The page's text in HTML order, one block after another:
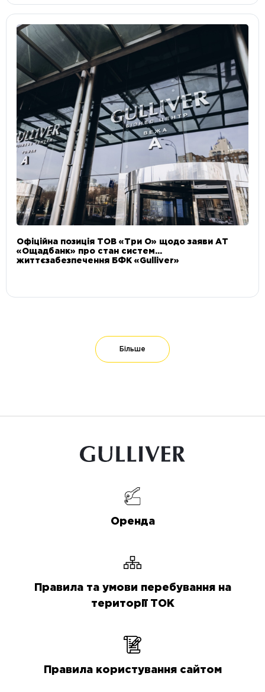
Офіційна позиція ТОВ «Три О» щодо заяви АТ
«Ощадбанк» про стан систем
життєзабезпечення БФК «Gulliver»
Більше
Оренда
Правила та умови перебування на
території ТОК
Правила користування сайтом